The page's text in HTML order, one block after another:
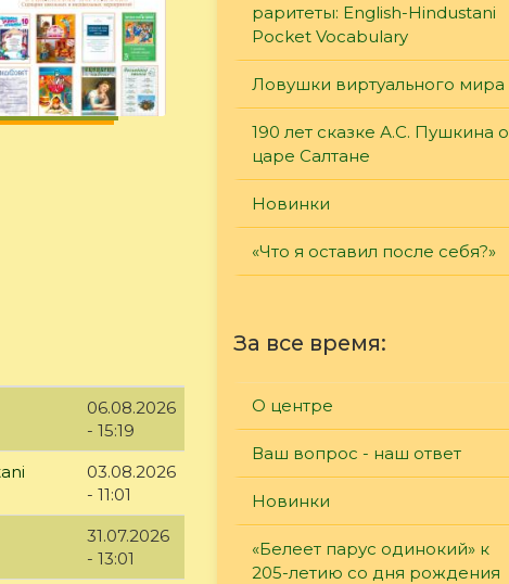
06.08.2026
- 15:19
03.08.2026
- 11:01
31.07.2026
- 13:01
раритеты: English-Hindustani
Pocket Vocabulary
Ловушки виртуального мира
190 лет сказке А.С. Пушкина о
царе Салтане
Новинки
«Что я оставил после себя?»
За все время:
О центре
Ваш вопрос - наш ответ
Новинки
«Белеет парус одинокий» к
205-летию со дня рождения